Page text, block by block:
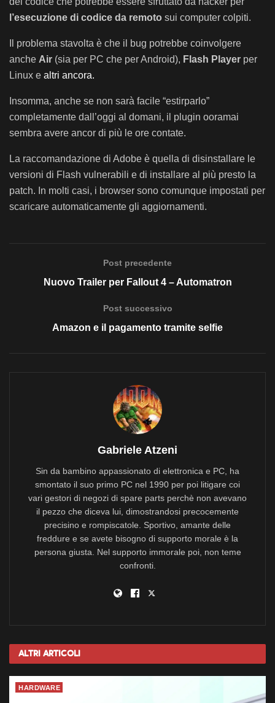
l’esecuzione di codice da remoto sui computer colpiti.
Il problema stavolta è che il bug potrebbe coinvolgere
anche Air (sia per PC che per Android), Flash Player per
Linux e altri ancora.
Insomma, anche se non sarà facile “estirparlo”
completamente dall’oggi al domani, il plugin ooramai
sembra avere ancor di più le ore contate.
La raccomandazione di Adobe è quella di disinstallare le
versioni di Flash vulnerabili e di installare al più presto la
patch. In molti casi, i browser sono comunque impostati per
scaricare automaticamente gli aggiornamenti.
Post precedente
Nuovo Trailer per Fallout 4 – Automatron
Post successivo
Amazon e il pagamento tramite selfie
Gabriele Atzeni
Sin da bambino appassionato di elettronica e PC, ha
smontato il suo primo PC nel 1990 per poi litigare coi
vari gestori di negozi di spare parts perchè non avevano
il pezzo che diceva lui, dimostrandosi precocemente
precisino e rompiscatole. Sportivo, amante delle
freddure e se avete bisogno di supporto morale è la
persona giusta. Nel supporto immorale poi, non teme
confronti.
Altri Articoli
HARDWARE